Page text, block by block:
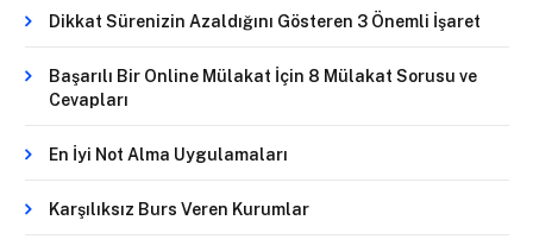
Dikkat Sürenizin Azaldığını Gösteren 3 Önemli İşaret
Başarılı Bir Online Mülakat İçin 8 Mülakat Sorusu ve
Cevapları
En İyi Not Alma Uygulamaları
Karşılıksız Burs Veren Kurumlar